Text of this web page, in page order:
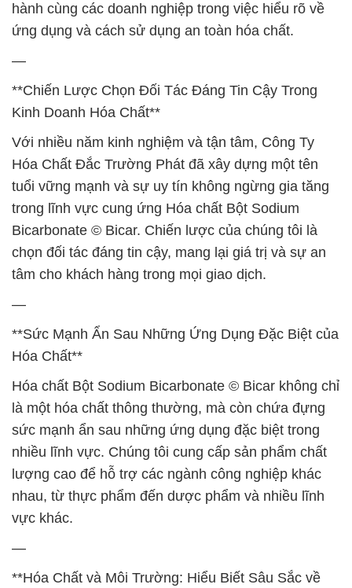
hành cùng các doanh nghiệp trong việc hiểu rõ về
ứng dụng và cách sử dụng an toàn hóa chất.
—
**Chiến Lược Chọn Đối Tác Đáng Tin Cậy Trong
Kinh Doanh Hóa Chất**
Với nhiều năm kinh nghiệm và tận tâm, Công Ty
Hóa Chất Đắc Trường Phát đã xây dựng một tên
tuổi vững mạnh và sự uy tín không ngừng gia tăng
trong lĩnh vực cung ứng Hóa chất Bột Sodium
Bicarbonate © Bicar. Chiến lược của chúng tôi là
chọn đối tác đáng tin cậy, mang lại giá trị và sự an
tâm cho khách hàng trong mọi giao dịch.
—
**Sức Mạnh Ẩn Sau Những Ứng Dụng Đặc Biệt của
Hóa Chất**
Hóa chất Bột Sodium Bicarbonate © Bicar không chỉ
là một hóa chất thông thường, mà còn chứa đựng
sức mạnh ẩn sau những ứng dụng đặc biệt trong
nhiều lĩnh vực. Chúng tôi cung cấp sản phẩm chất
lượng cao để hỗ trợ các ngành công nghiệp khác
nhau, từ thực phẩm đến dược phẩm và nhiều lĩnh
vực khác.
—
**Hóa Chất và Môi Trường: Hiểu Biết Sâu Sắc về